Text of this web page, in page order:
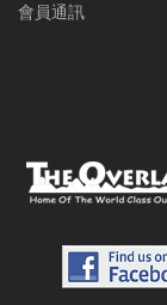
會員通訊